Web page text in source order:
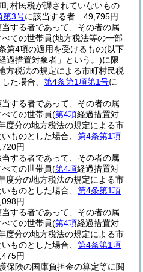
村民税が課されていないもの
第3号に該当する者 49,795円
当する者であって、その者の属
ての世帯員(地方税法等の一部
第4項の適用を受けるもの(以下
過措置対象者」という。)に限
方税法の規定による市町村民税
た場合、 第4条第1項第1号に
当する者であって、その者の属
ての世帯員(第4項経過措置対
度分の地方税法の規定による市
ものとした場合、 第4条第1項
円
当する者であって、その者の属
ての世帯員(第4項経過措置対
度分の地方税法の規定による市
ものとした場合、 第4条第1項
円
当する者であって、その者の属
ての世帯員(第4項経過措置対
度分の地方税法の規定による市
ものとした場合、 第4条第1項
円
保険の国庫負担金の算定等に関